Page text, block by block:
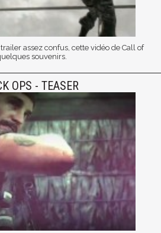
assez confus, cette vidéo de Call of
souvenirs.
OPS - TEASER